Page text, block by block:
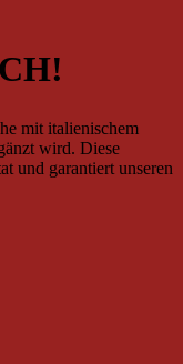
mit italienischem
wird. Diese
und garantiert unseren